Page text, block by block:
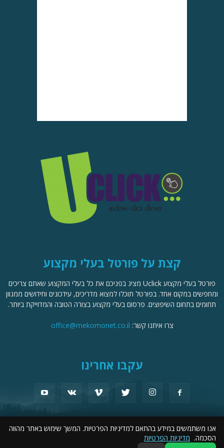
קצת על פורטל בעלי מקצוע
פורטל בעלי מקצוע Uclick מציג בפניכם את כל בעלי המקצוע שאתם צריכים
ומחפשים במקום אחד. בפורטל תוכלו למצוא מדריכים, עידכונים וחידושים ממגוון
תחומים בתחום השיפוצים. פרסום בעלי מקצוע בצורה הטובה והמדוייקת ביותר.
צרו איתנו קשר: office@mekomonet.co.il
עקבו אחרינו
מחפשים כותבים פרסמו אצלנו תמיכה פרסום עסקים
פורטל שיפוצים
אנו משתמשים במידע בהתאם למדיניות הפרטיות. המשך שימוש באתר מהווה
הסכמה. מדיניות הפרטיות